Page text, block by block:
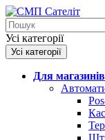
Усі категорії
Усі категорії
Для магазинів